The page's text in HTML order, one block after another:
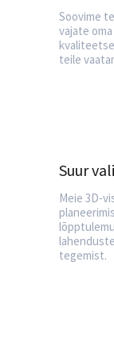
Soovime
vajate
teile
Suur
Meie 3D-
tegemist.